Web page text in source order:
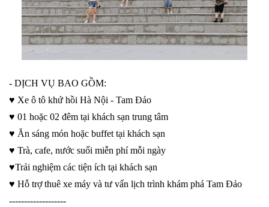
- DỊCH VỤ BAO GỒM:
♥️ Xe ô tô khứ hồi Hà Nội - Tam Đảo
♥️ 01 hoặc 02 đêm tại khách sạn trung tâm
♥️ Ăn sáng món hoặc buffet tại khách sạn
♥️ Trà, cafe, nước suối miễn phí mỗi ngày
♥️Trải nghiệm các tiện ích tại khách sạn
♥️ Hỗ trợ thuê xe máy và tư vấn lịch trình khám phá Tam Đảo
-------------------